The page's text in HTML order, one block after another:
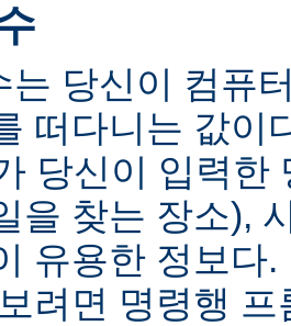
는 당신이 컴퓨
떠다니는 값이
당신이 입력한
을 찾는 장소),
유용한 정보다
려면 명령행